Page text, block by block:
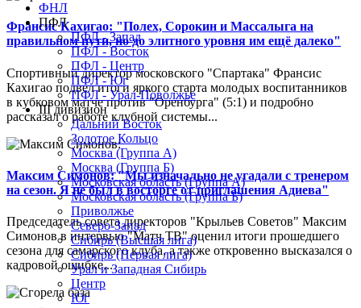
Франсис Кахигао: "Полех, Сорокин и Массалыга на
правильном пути, но до элитного уровня им ещё далеко"
Спортивный директор московского "Спартака" Франсис
Кахигао подвел итоги яркого старта молодых воспитанников
в кубковом матче против "Оренбурга" (5:1) и подробно
рассказал о работе клубной системы...
Максим Симонов: "Мы изначально не угадали с тренером
на сезон. Я не был в восторге от приглашения Адиева"
Председатель совета директоров "Крыльев Советов" Максим
Симонов в интервью "Матч ТВ" оценил итоги прошедшего
сезона для самарского клуба, а также откровенно высказался о
кадровой ошибке...
ФНЛ
ПФЛ
ПФЛ - Запад
ПФЛ - Восток
ПФЛ - Центр
ПФЛ - Юг
ПФЛ - Урал-Поволжье
III дивизион
Дальний Восток
Золотое Кольцо
Москва (Группа А)
Москва (Группа Б)
Московская область (Группа А)
Московская область (Группа Б)
Приволжье
Северо-Запад
Сибирь (Высшая лига)
Сибирь (Первая лига)
Урал и Западная Сибирь
Центр
Юг